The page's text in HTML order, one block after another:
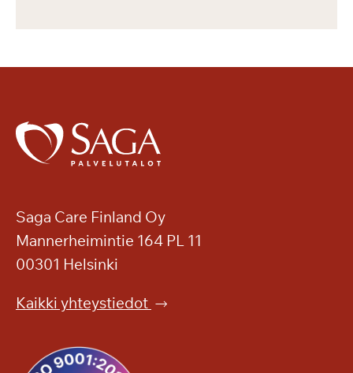
Saga Care Finland Oy
Mannerheimintie 164 PL 11
00301 Helsinki
Kaikki yhteystiedot